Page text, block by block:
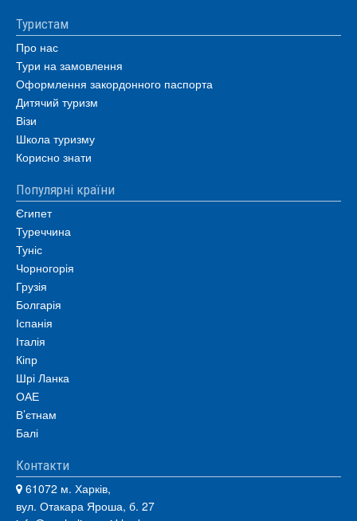
Туристам
Про нас
Тури на замовлення
Оформлення закордонного паспорта
Дитячий туризм
Візи
Школа туризму
Корисно знати
Популярні країни
Єгипет
Туреччина
Туніс
Чорногорія
Грузія
Болгарія
Іспанія
Італія
Кіпр
Шрі Ланка
ОАЕ
В’єтнам
Балі
Контакти
61072 м. Харків,
вул. Отакара Яроша, б. 27